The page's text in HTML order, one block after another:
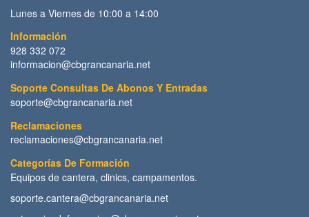
Lunes a Viernes de 10:00 a 14:00
Información
928 332 072
informacion@cbgrancanaria.net
Soporte Consultas De Abonos Y Entradas
soporte@cbgrancanaria.net
Reclamaciones
reclamaciones@cbgrancanaria.net
Categorías De Formación
Equipos de cantera, clinics, campamentos.
soporte.cantera@cbgrancanaria.net